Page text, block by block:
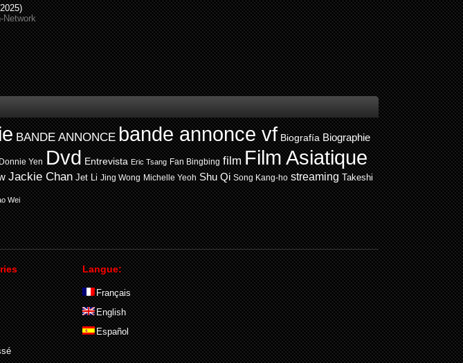
Network
BANDE ANNONCE bande annonce vf Biografía Biographie
Yen Dvd Entrevista Eric Tsang Fan Bingbing film Film Asiatique
Jackie Chan Jet Li Jing Wong Michelle Yeoh Shu Qi Song Kang-ho streaming Takeshi
Wei
Langue:
Français
English
Español